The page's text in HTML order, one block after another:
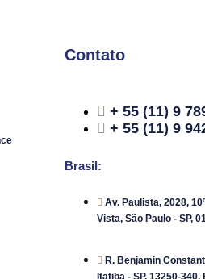
Contato
+ 55 (11) 9
+ 55 (11) 9
Brasil:
Av. Paulista, 2028,
Vista, São Paulo - SP,
R. Benjamin
Itatiba - SP, 13250-340,